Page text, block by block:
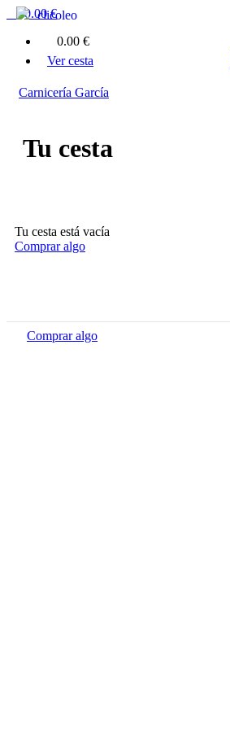
0.00 €
clicoleo
0.00 €
Ver cesta
Carnicería García
Tu cesta
Tu cesta está vacía
Comprar algo
Comprar algo